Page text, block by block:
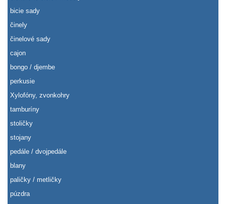
bicie sady
činely
činelové sady
cajon
bongo / djembe
perkusie
Xylofóny, zvonkohry
tamburíny
stoličky
stojany
pedále / dvojpedále
blany
paličky / metličky
púzdra